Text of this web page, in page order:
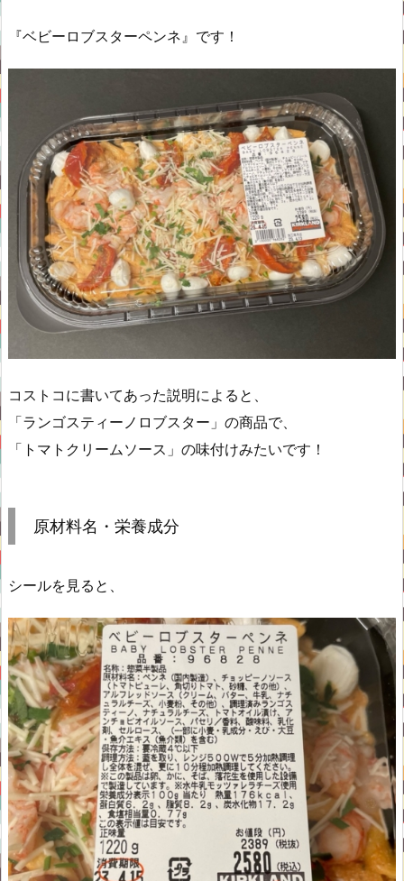
『ベビーロブスターペンネ』です！
コストコに書いてあった説明によると、
「ランゴスティーノロブスター」の商品で、
「トマトクリームソース」の味付けみたいです！
原材料名・栄養成分
シールを見ると、